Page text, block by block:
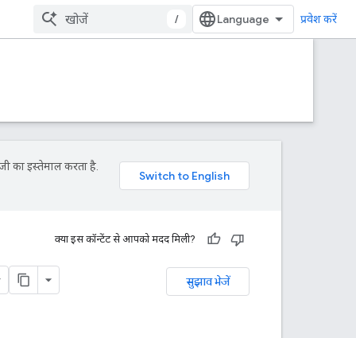
/ प्रवेश करें
का इस्तेमाल करता है.
क्या इस कॉन्टेंट से आपको मदद मिली?
सुझाव भेजें